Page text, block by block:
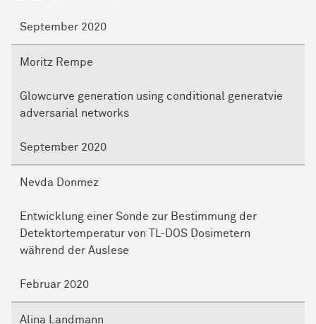
September 2020
Moritz Rempe
Glowcurve generation using conditional generatvie
adversarial networks
September 2020
Nevda Donmez
Entwicklung einer Sonde zur Bestimmung der
Detektortemperatur von TL-DOS Dosimetern
während der Auslese
Februar 2020
Alina Landmann